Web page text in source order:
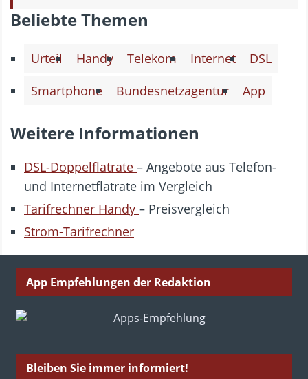
Beliebte Themen
Urteil Handy Telekom Internet
DSL
Smartphone
Bundesnetzagentur App
Weitere Informationen
DSL-Doppelflatrate – Angebote aus Telefon-
und Internetflatrate im Vergleich
Tarifrechner Handy – Preisvergleich
Strom-Tarifrechner
App Empfehlungen der Redaktion
Bleiben Sie immer informiert!